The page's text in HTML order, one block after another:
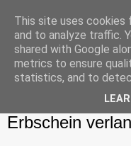
Dienstag, 17. Mai 2016
BGH: Bank darf
eigenhändigem
Erbschein
This site uses cookies
and to analyze traffic.
shared with Google
metrics to ensure
statistics, and to